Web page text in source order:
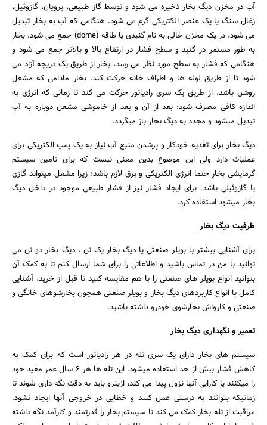
آب در مخزن دیگ بخار ذخیره می شود و توسط گاز طبیعی، پروپان، گازوئیل،
زغال سنگ یا یک عنصر الکتریکی گرم می شود. هنگامی که آب به بخار تبدیل
می شود، در یک مخزن خالی به نام گنبدی یا طاقه (dome) جمع می شود. بخار
به طور مستمر در گنبد و سطح فشار در ارتفاع بالا و بالاتر جمع می شود و
هنگامی که فشار به سطح مورد نظر می رسد، بخار از طریق یک دریچه آزاد می
شود تا از طریق لوله ها و اطراف خانه حرکت کند. بخار مادامی که مشعل
روشن باشد، از طریق یک سری رادیاتور حرکت می کند تا زمانی که انرژی به
اندازه کافی مصرف شود؛ بعد از آن و بعد از خاموشی مشعل دوباره به آب
تبدیل میشود و مجدد به دیگ بخار باز میگردد.
دیگ بخار برای تغذیه خودکار و پرشدن منبع آب نیاز به یک پمپ الکتریکی برای
عملیات دارد ولی این موضوع بدین معنی نیست که برای تامین سیستم
گرمایشی بخار حتما انرژی الکتریکی و برق لازم باشد؛ زیرا مشعل میتواند گازی
یا گازوئیلی باشد. برای ایجاد فشار نیز از فشار طبیعی موجود در داخل دیگ
بخار میشود استفاده کرد.
ظرفیت دیگ بخار
برای آشنایی بیشتر با بویلر صنعتی یا دیگ بخار یک تن ، دیگ بخار دو تن می
توانید با من در تماس باشید و اطلاعاتی را برای شما ارسال کنم تا به کمک آن
بتوانید انواع بویلر های صنعتی را با هم مقایسه کنید تا قبل از خرید، آشنایی
کامل با انواع کاربردهای دیگ بخار و بویلر صنعتی همچون بخارشوهای خانگی و
صنعتی و کارواش بخارشوی خودرو داشته باشید.
تعمیر و نگهداری دیگ بخار
سیستم های بخار دارای یک سری تله در هر رادیاتور است که برای کمک به
کاهش فشار بیش از حد استفاده میشود. این تله ها هر ۶ سال عمر مفید خود
را میکنند یا کارایی آنها نزول پیدا می کند، ازینرو باید به دقت نگه داری شوند تا
زمانیکه بتوانند به درستی عمل کنند و خطایی در خروجی آنها ایجاد نشود.
مراقبت از تله بخار کمک می کند تا سیستم بخار را قدرتمند و کارآمد نگه داشته